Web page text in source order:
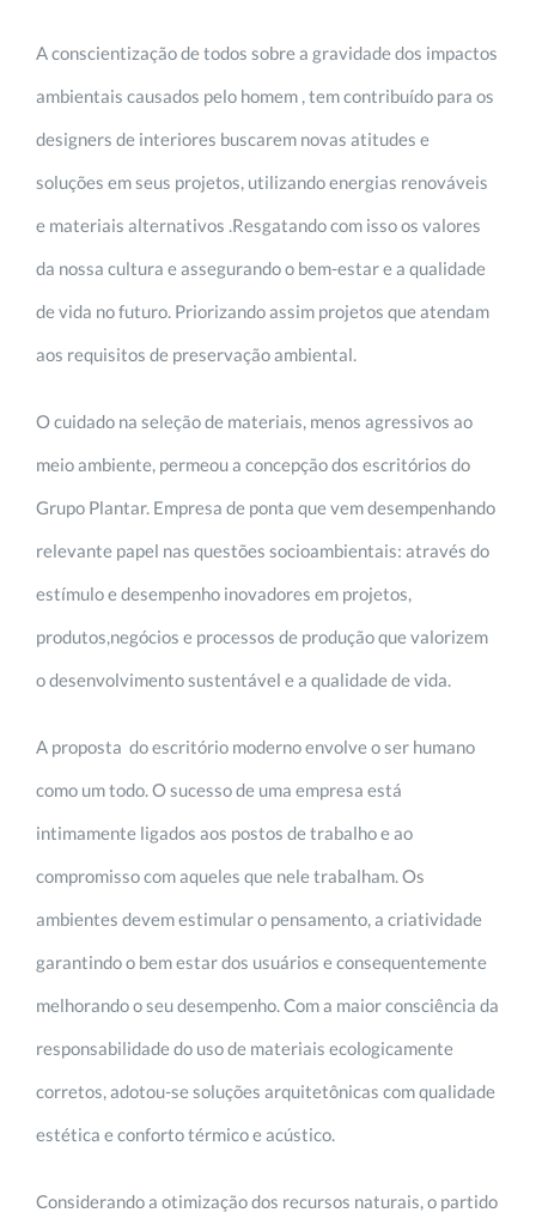
A conscientização de todos sobre a gravidade dos impactos
ambientais causados pelo homem , tem contribuído para os
designers de interiores buscarem novas atitudes e
soluções em seus projetos, utilizando energias renováveis
e materiais alternativos .Resgatando com isso os valores
da nossa cultura e assegurando o bem-estar e a qualidade
de vida no futuro. Priorizando assim projetos que atendam
aos requisitos de preservação ambiental.
O cuidado na seleção de materiais, menos agressivos ao
meio ambiente, permeou a concepção dos escritórios do
Grupo Plantar. Empresa de ponta que vem desempenhando
relevante papel nas questões socioambientais: através do
estímulo e desempenho inovadores em projetos,
produtos,negócios e processos de produção que valorizem
o desenvolvimento sustentável e a qualidade de vida.
A proposta do escritório moderno envolve o ser humano
como um todo. O sucesso de uma empresa está
intimamente ligados aos postos de trabalho e ao
compromisso com aqueles que nele trabalham. Os
ambientes devem estimular o pensamento, a criatividade
garantindo o bem estar dos usuários e consequentemente
melhorando o seu desempenho. Com a maior consciência da
responsabilidade do uso de materiais ecologicamente
corretos, adotou-se soluções arquitetônicas com qualidade
estética e conforto térmico e acústico.
Considerando a otimização dos recursos naturais, o partido